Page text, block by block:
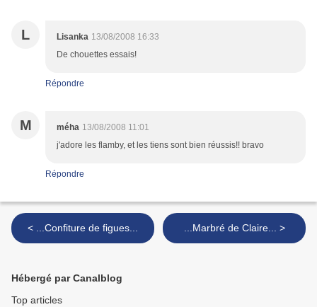
L Lisanka 13/08/2008 16:33
De chouettes essais!
Répondre
M méha 13/08/2008 11:01
j'adore les flamby, et les tiens sont bien réussis!! bravo
Répondre
< ...Confiture de figues... ...Marbré de Claire... >
Hébergé par Canalblog
Top articles